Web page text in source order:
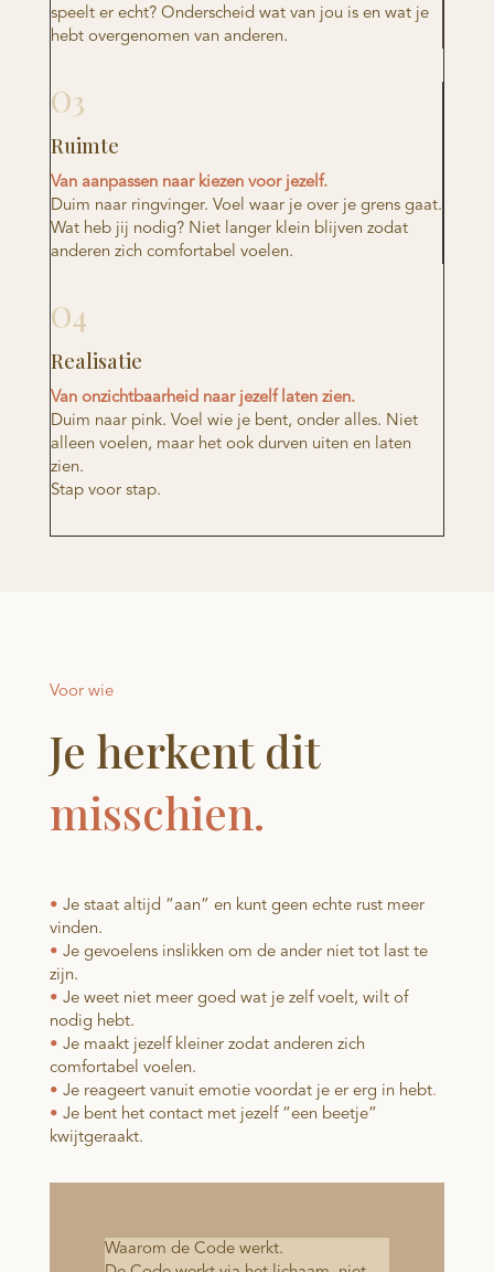
speelt er echt? Onderscheid wat van jou is en wat je
hebt overgenomen van anderen.
O3
Ruimte
Van aanpassen naar kiezen voor jezelf.
Duim naar ringvinger. Voel waar je over je grens gaat.
Wat heb jij nodig? Niet langer klein blijven zodat
anderen zich comfortabel voelen.
O4
Realisatie
Van onzichtbaarheid naar jezelf laten zien.
Duim naar pink. Voel wie je bent, onder alles. Niet
alleen voelen, maar het ook durven uiten en laten
zien.
Stap voor stap.
Voor wie
Je herkent dit
misschien.
• Je staat altijd “aan” en kunt geen echte rust meer
vinden.
• Je gevoelens inslikken om de ander niet tot last te
zijn.
• Je weet niet meer goed wat je zelf voelt, wilt of
nodig hebt.
• Je maakt jezelf kleiner zodat anderen zich
comfortabel voelen.
• Je reageert vanuit emotie voordat je er erg in hebt.
• Je bent het contact met jezelf “een beetje”
kwijtgeraakt.
Waarom de Code werkt.